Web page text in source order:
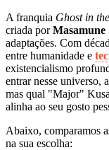
A franquia Ghost in
criada por
adaptações. Com
entre humanidade e
existencialismo
entrar nesse universo,
mas qual "Major"
alinha ao seu gosto
Abaixo, comparamos
na sua escolha: